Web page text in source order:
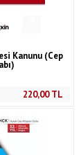
Kanunu (Cep
220,00TL